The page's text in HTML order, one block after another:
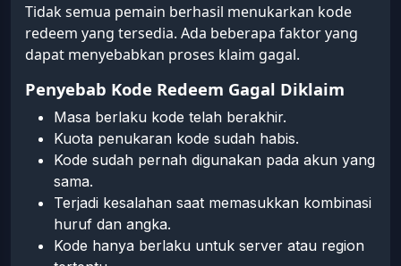
Tidak semua pemain berhasil menukarkan kode
redeem yang tersedia. Ada beberapa faktor yang
dapat menyebabkan proses klaim gagal.
Penyebab Kode Redeem Gagal Diklaim
Masa berlaku kode telah berakhir.
Kuota penukaran kode sudah habis.
Kode sudah pernah digunakan pada akun yang
sama.
Terjadi kesalahan saat memasukkan kombinasi
huruf dan angka.
Kode hanya berlaku untuk server atau region